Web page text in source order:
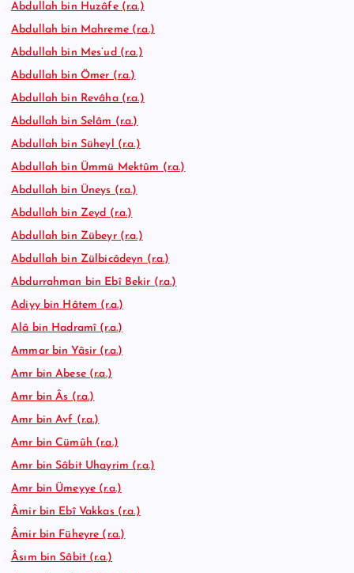
Abdullah bin Huzâfe (r.a.)
Abdullah bin Mahreme (r.a.)
Abdullah bin Mes’ud (r.a.)
Abdullah bin Ömer (r.a.)
Abdullah bin Revâha (r.a.)
Abdullah bin Selâm (r.a.)
Abdullah bin Süheyl (r.a.)
Abdullah bin Ümmü Mektûm (r.a.)
Abdullah bin Üneys (r.a.)
Abdullah bin Zeyd (r.a.)
Abdullah bin Zübeyr (r.a.)
Abdullah bin Zülbicâdeyn (r.a.)
Abdurrahman bin Ebî Bekir (r.a.)
Adiyy bin Hâtem (r.a.)
Alâ bin Hadramî (r.a.)
Ammar bin Yâsir (r.a.)
Amr bin Abese (r.a.)
Amr bin Âs (r.a.)
Amr bin Avf (r.a.)
Amr bin Cümûh (r.a.)
Amr bin Sâbit Uhayrim (r.a.)
Amr bin Ümeyye (r.a.)
Âmir bin Ebî Vakkas (r.a.)
Âmir bin Füheyre (r.a.)
Âsım bin Sâbit (r.a.)